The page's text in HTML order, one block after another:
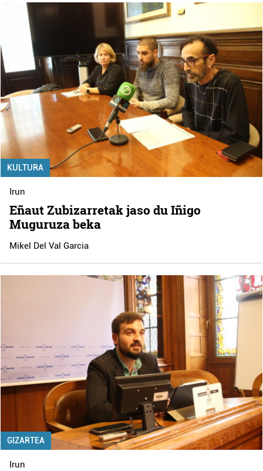
KULTURA
Irun
Eñaut Zubizarretak jaso du Iñigo
Muguruza beka
Mikel Del Val Garcia
GIZARTEA
Irun